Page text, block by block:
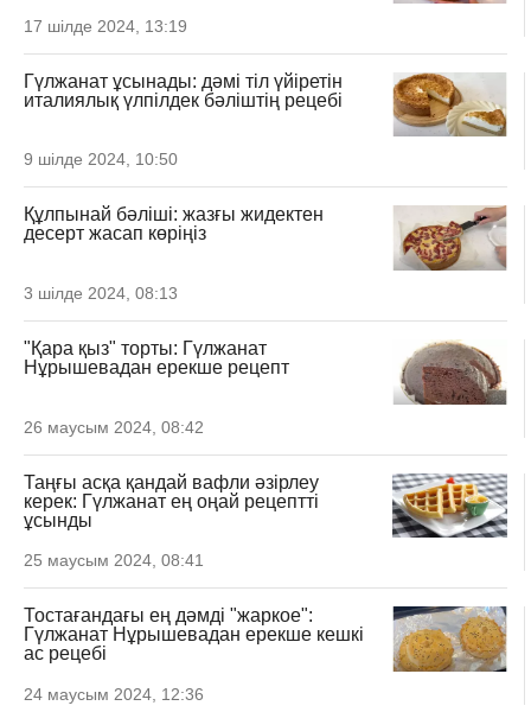
17 шілде 2024, 13:19
Гүлжанат ұсынады: дәмі тіл үйіретін
италиялық үлпілдек бәліштің рецебі
9 шілде 2024, 10:50
Құлпынай бәліші: жазғы жидектен
десерт жасап көріңіз
3 шілде 2024, 08:13
"Қара қыз" торты: Гүлжанат
Нұрышевадан ерекше рецепт
26 маусым 2024, 08:42
Таңғы асқа қандай вафли әзірлеу
керек: Гүлжанат ең оңай рецептті
ұсынды
25 маусым 2024, 08:41
Тостағандағы ең дәмді "жаркое":
Гүлжанат Нұрышевадан ерекше кешкі
ас рецебі
24 маусым 2024, 12:36